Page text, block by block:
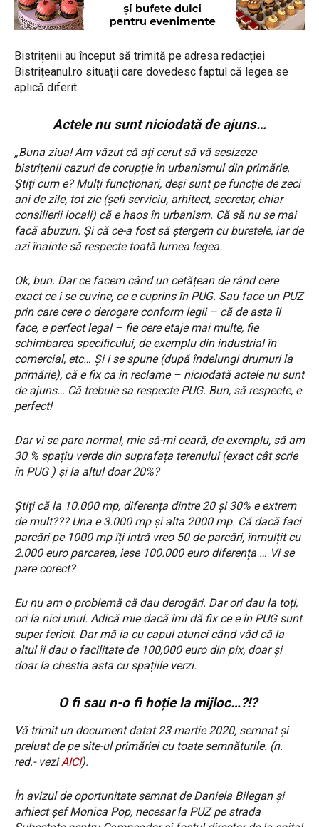
Bistrițenii au început să trimită pe adresa redacției
Bistrițeanul.ro situații care dovedesc faptul că legea se
aplică diferit.
Actele nu sunt niciodată de ajuns…
„Buna ziua! Am văzut că ați cerut să vă sesizeze
bistrițenii cazuri de corupție în urbanismul din primărie.
Știți cum e? Mulți funcționari, deși sunt pe funcție de zeci
ani de zile, tot zic (șefi serviciu, arhitect, secretar, chiar
consilierii locali) că e haos în urbanism. Că să nu se mai
facă abuzuri. Și că ce-a fost să ștergem cu buretele, iar de
azi înainte să respecte toată lumea legea.
Ok, bun. Dar ce facem când un cetățean de rând cere
exact ce i se cuvine, ce e cuprins în PUG. Sau face un PUZ
prin care cere o derogare conform legii – că de asta îl
face, e perfect legal – fie cere etaje mai multe, fie
schimbarea specificului, de exemplu din industrial în
comercial, etc… Și i se spune (după îndelungi drumuri la
primărie), că e fix ca în reclame – niciodată actele nu sunt
de ajuns… Că trebuie sa respecte PUG. Bun, să respecte, e
perfect!
Dar vi se pare normal, mie să-mi ceară, de exemplu, să am
30 % spațiu verde din suprafața terenului (exact cât scrie
în PUG ) și la altul doar 20%?
Știți că la 10.000 mp, diferența dintre 20 și 30% e extrem
de mult??? Una e 3.000 mp și alta 2000 mp. Că dacă faci
parcări pe 1000 mp îți intră vreo 50 de parcări, înmulțit cu
2.000 euro parcarea, iese 100.000 euro diferența … Vi se
pare corect?
Eu nu am o problemă că dau derogări. Dar ori dau la toți,
ori la nici unul. Adică mie dacă îmi dă fix ce e în PUG sunt
super fericit. Dar mă ia cu capul atunci când văd că la
altul îi dau o facilitate de 100,000 euro din pix, doar și
doar la chestia asta cu spațiile verzi.
O fi sau n-o fi hoție la mijloc…?!?
Vă trimit un document datat 23 martie 2020, semnat și
preluat de pe site-ul primăriei cu toate semnăturile. (n.
red.- veziAICI).
În avizul de oportunitate semnat de Daniela Bilegan și
arhiect șef Monica Pop, necesar la PUZ pe strada